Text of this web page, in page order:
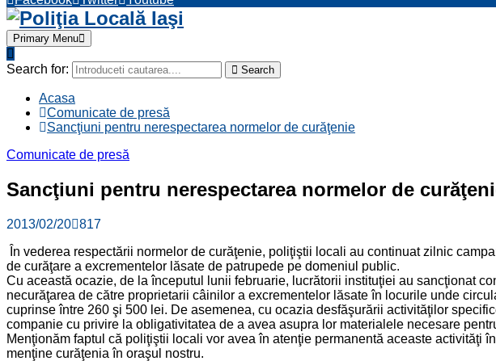
Primary Menu
Search for: Search
Acasa
Comunicate de presă
Sancţiuni pentru nerespectarea normelor de curăţenie
Comunicate de presă
Sancţiuni pentru nerespectarea normelor de
2013/02/20 817
În vederea respectării normelor de curăţenie, poliţiştii locali au continuat zilnic
de curăţare a excrementelor lăsate de patrupede pe domeniul public.
Cu această ocazie, de la începutul lunii februarie, lucrătorii instituţiei au sancţionat
necurăţarea de către proprietarii câinilor a excrementelor lăsate în locurile unde
cuprinse între 260 şi 500 lei. De asemenea, cu ocazia desfăşurării activităţilor
companie cu privire la obligativitatea de a avea asupra lor materialele necesare
Menţionăm faptul că poliţiştii locali vor avea în atenţie permanentă aceaste
menţine curăţenia în oraşul nostru.